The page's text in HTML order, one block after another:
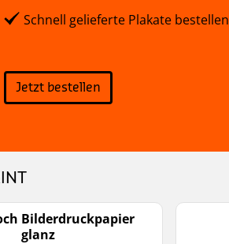
Schnell gelieferte Plakate bestellen
Jetzt bestellen
Bilderdruckpapier
glanz